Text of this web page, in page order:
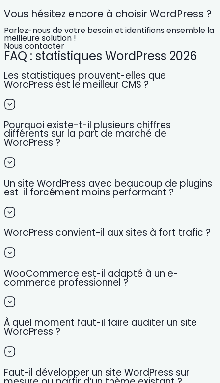
Vous hésitez encore à choisir WordPress ?
Parlez-nous de votre besoin et identifions ensemble la
meilleure solution !
Nous contacter
FAQ : statistiques WordPress 2026
Les statistiques prouvent-elles que
WordPress est le meilleur CMS ?
Pourquoi existe-t-il plusieurs chiffres
différents sur la part de marché de
WordPress ?
Un site WordPress avec beaucoup de plugins
est-il forcément moins performant ?
WordPress convient-il aux sites à fort trafic ?
WooCommerce est-il adapté à un e-
commerce professionnel ?
À quel moment faut-il faire auditer un site
WordPress ?
Faut-il développer un site WordPress sur